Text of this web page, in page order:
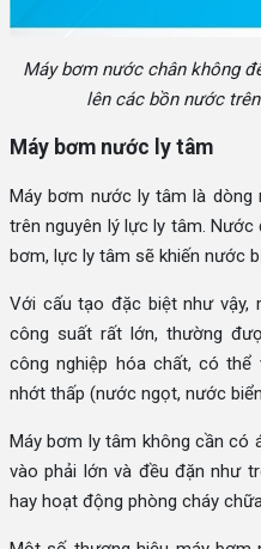
Máy bơm nước chân không
lên các bồn nước
Máy bơm nước ly tâm
Máy bơm nước ly tâm là dòng
trên nguyên lý lực ly tâm.
bơm, lực ly tâm sẽ khiến nước
Với cấu tạo đặc biệt như
công suất rất lớn, thường
công nghiệp hóa chất, có
nhớt thấp (nước ngọt, nước
Máy bơm ly tâm không cần có
vào phải lớn và đều đặn như
hay hoạt động phòng cháy